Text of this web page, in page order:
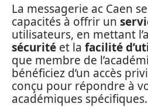
La messagerie ac Caen
capacités à offrir un
utilisateurs, en mettant
sécurité et la facilité
que membre de
bénéficiez d’un accès
conçu pour répondre à
académiques spécifiques.